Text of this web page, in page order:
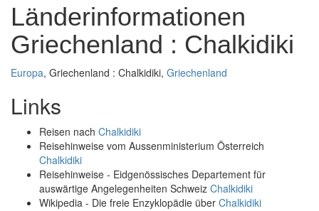
Länderinformationen
Griechenland : Chalkidiki
Europa, Griechenland : Chalkidiki, Griechenland
Links
Reisen nach Chalkidiki
Reisehinweise vom Aussenministerium Österreich
Chalkidiki
Reisehinweise - Eidgenössisches Departement für
auswärtige Angelegenheiten Schweiz Chalkidiki
Wikipedia - Die freie Enzyklopädie über Chalkidiki